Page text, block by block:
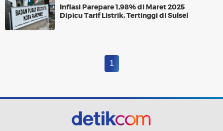
Inflasi Parepare 1,98% di Maret 2025
Dipicu Tarif Listrik, Tertinggi di Sulsel
1